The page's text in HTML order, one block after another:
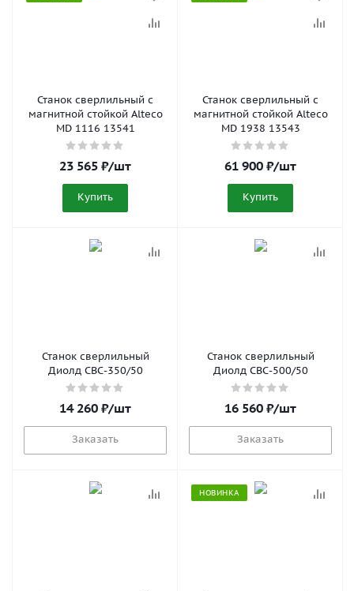
Станок сверлильный с
магнитной стойкой Alteco
MD 1116 13541
23 565 ₽/шт
Купить
Станок сверлильный с
магнитной стойкой Alteco
MD 1938 13543
61 900 ₽/шт
Купить
Станок сверлильный
Диолд СВС-350/50
14 260 ₽/шт
Заказать
Станок сверлильный
Диолд СВС-500/50
16 560 ₽/шт
Заказать
НОВИНКА